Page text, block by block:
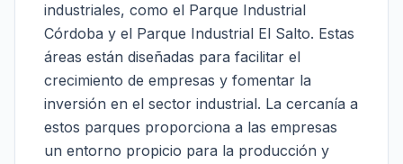
industriales, como el Parque Industrial
Córdoba y el Parque Industrial El Salto. Estas
áreas están diseñadas para facilitar el
crecimiento de empresas y fomentar la
inversión en el sector industrial. La cercanía a
estos parques proporciona a las empresas
un entorno propicio para la producción y